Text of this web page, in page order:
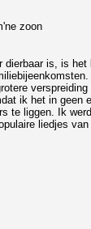
zoon
dierbaar is, is
ik het in
te liggen. Ik
liedjes